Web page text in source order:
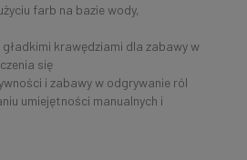
farb na bazie wody,
krawędziami dla zabawy w
się
i zabawy w odgrywanie ról
umiejętności manualnych i